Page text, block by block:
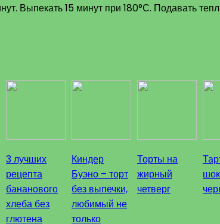
Выпекать 15 минут при 180°С. Подавать
3 лучших
рецепта
бананового
хлеба без
глютена
Киндер
Буэно – торт
без выпечки,
любимый не
только
Торты на
жирный
четверг